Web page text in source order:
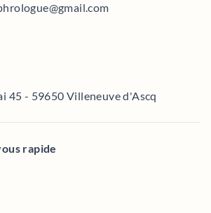
45 - 59650 Villeneuve d'Ascq
rapide